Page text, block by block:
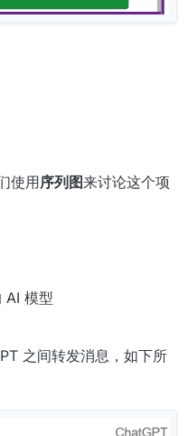
使用序列图来讨论这个项
AI 模型
之间转发消息，如下所